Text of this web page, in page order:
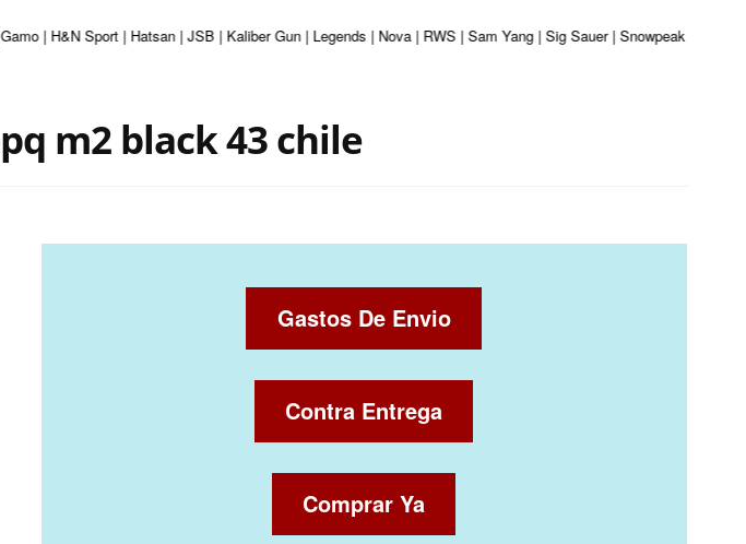
H&N Sport | Hatsan | JSB | Kaliber Gun | Legends | Nova | RWS | Sam Yang | Sig Sauer | Snowpeak | Umarex
m2 black 43 chile
Gastos De Envio
Contra Entrega
Comprar Ya